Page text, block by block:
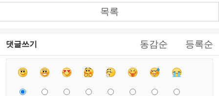
목록
댓글쓰기 동감순 등록순